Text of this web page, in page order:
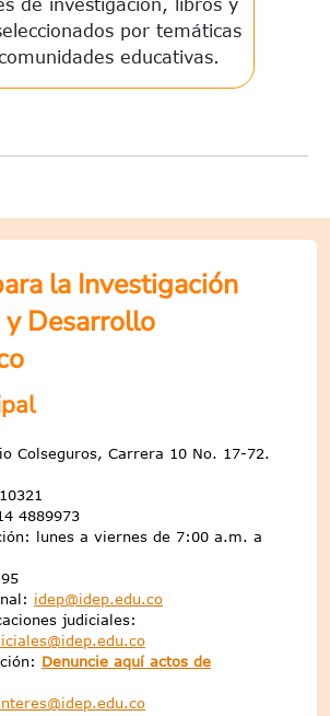
de investigación, libros y
por temáticas
educativas.
la Investigación
Desarrollo
Colseguros, Carrera 10 No. 17-72.
4889973
lunes a viernes de 7:00 a.m. a
idep@idep.edu.co
judiciales:
Denuncie aquí actos de